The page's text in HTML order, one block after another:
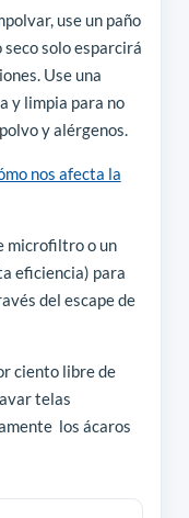
use un paño
seco solo esparcirá
Use una
y limpia para no
y alérgenos.
nos afecta la
microfiltro o un
eficiencia) para
del escape de
ciento libre de
telas
los ácaros